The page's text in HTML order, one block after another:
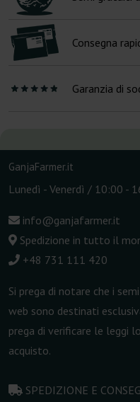
Consegna
Garanzia di
GanjaFarmer.it
Lunedì - Venerdì / 10:00 -
info@ganjafarmer.it
Spedizione in tutto il
+48 731 111 420
Si prega di notare che i
web sono destinati
prega di verificare le leggi
acquisto.
SPEDIZIONE E